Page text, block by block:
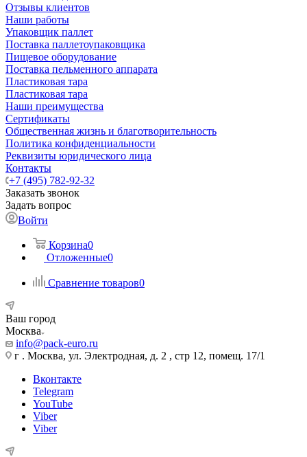
Отзывы клиентов
Наши работы
Упаковщик паллет
Поставка паллетоупаковщика
Пищевое оборудование
Поставка пельменного аппарата
Пластиковая тара
Пластиковая тара
Наши преимущества
Сертификаты
Общественная жизнь и благотворительность
Политика конфиденциальности
Реквизиты юридического лица
Контакты
+7 (495) 782-92-32
Заказать звонок
Задать вопрос
Войти
Корзина0
Отложенные0
Сравнение товаров0
Ваш город
Москва
info@pack-euro.ru
г . Москва, ул. Электродная, д. 2 , стр 12, помещ. 17/1
Вконтакте
Telegram
YouTube
Viber
Viber